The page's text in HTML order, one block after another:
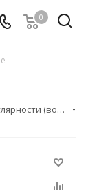
0
По популярности (возрастание)